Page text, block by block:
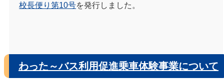
校長便り第10号を発行しました。
わった～バス利用促進乗車体験事業について